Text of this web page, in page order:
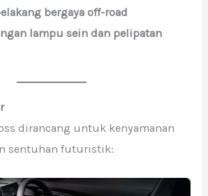
bergaya off-road
lampu sein dan pelipatan
dirancang untuk kenyamanan
sentuhan futuristik: